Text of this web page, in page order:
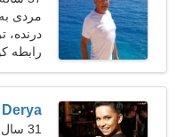
مردی
46-52
درنده،
رابطه
Derya
31 سال, ترازو